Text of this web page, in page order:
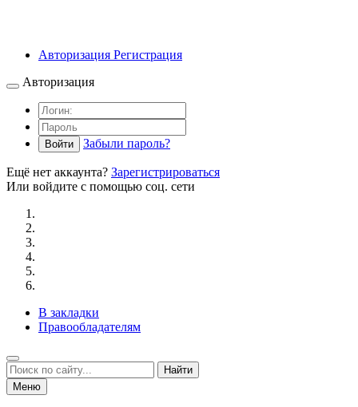
Авторизация Регистрация
Авторизация
Войти Забыли пароль?
Ещё нет аккаунта? Зарегистрироваться
Или войдите с помощью соц. сети
В закладки
Правообладателям
Найти
Меню